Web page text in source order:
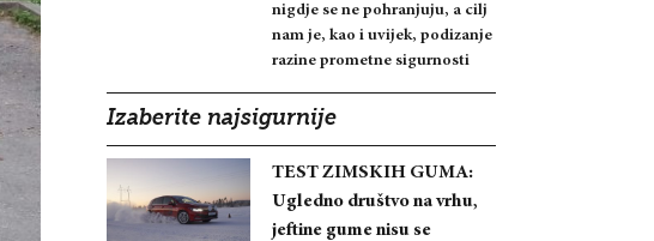
nigdje se ne pohranjuju, a cilj
nam je, kao i uvijek, podizanje
razine prometne sigurnosti
Izaberite najsigurnije
TEST ZIMSKIH GUMA:
Ugledno društvo na vrhu,
jeftine gume nisu se